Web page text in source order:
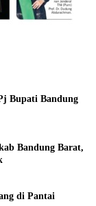
Bupati Bandung
Bandung Barat,
di Pantai